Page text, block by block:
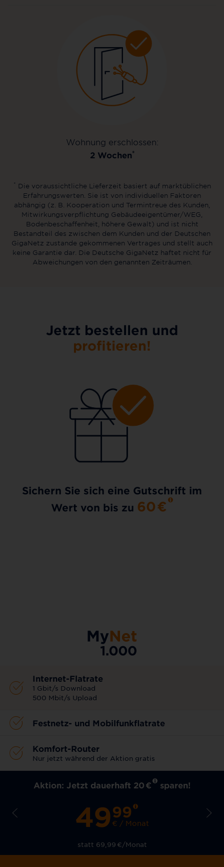
Wohnung erschlossen:
2 Wochen*
* Die voraussichtliche Lieferzeit basiert auf marktüblichen
Erfahrungswerten. Sie ist von individuellen Faktoren
abhängig (z. B. Kooperation und Termintreue des Kunden,
Mitwirkungsverpflichtung Gebäudeeigentümer/WEG,
Bodenbeschaffenheit, höhere Gewalt) und ist nicht
Bestandteil des zwischen dem Kunden und der Deutschen
GigaNetz zustande gekommenen Vertrages und stellt auch
keine Garantie dar. Die Deutsche GigaNetz haftet nicht für
Abweichungen von den genannten Zeiträumen.
Jetzt bestellen und
profitieren!
Sichern Sie sich eine Gutschrift im
Wert von bis zu 60€
Internet-Flatrate
1 Gbit/s Download
500 Mbit/s Upload
Festnetz- und Mobilfunkflatrate
Komfort-Router
Nur jetzt während der Aktion gratis
Aktion: Jetzt dauerhaft 20 € sparen!
4999
€ / Monat
statt 69,99 €/Monat